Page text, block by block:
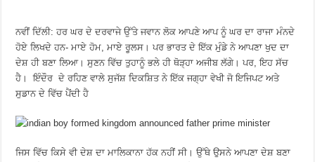
ਨਵੀਂ ਦਿੱਲੀ: ਹਰ ਘਰ ਦੇ ਦਰਵਾਜੇ ਉੱਤੇ ਜਵਾਨ ਲੋਕ ਆਪਣੇ ਆਪ ਨੂੰ ਘਰ ਦਾ ਰਾਜਾ ਮੰਨਦੇ
ਹੋਏ ਲਿਖਦੇ ਹਨ- ਮਾਏ ਹੋਮ, ਮਾਏ ਰੂਲਸ। ਪਰ ਭਾਰਤ ਦੇ ਇੱਕ ਮੁੰਡੇ ਨੇ ਆਪਣਾ ਖੁਦ ਦਾ
ਦੇਸ਼ ਹੀ ਬਣਾ ਲਿਆ। ਸੁਣਨ ਵਿੱਚ ਤੁਹਾਨੂੰ ਭਲੇ ਹੀ ਥੋੜ੍ਹਾ ਅਜੀਬ ਲੱਗੇ। ਪਰ, ਇਹ ਸੱਚ
ਹੈ। ਇੰਦੌਰ ਦੇ ਰਹਿਣ ਵਾਲੇ ਸੁਜੱਸ਼ ਦਿਕਸ਼ਿਤ ਨੇ ਇੱਕ ਜਗ੍ਹਾ ਵੇਖੀ ਜੋ ਇਜਿਪਟ ਅਤੇ
ਸੁਡਾਨ ਦੇ ਵਿੱਚ ਪੈਂਦੀ ਹੈ
ਜਿਸ ਵਿੱਚ ਕਿਸੇ ਵੀ ਦੇਸ਼ ਦਾ ਮਾਲਿਕਾਨਾ ਹੱਕ ਨਹੀਂ ਸੀ। ਉੱਥੇ ਉਸਨੇ ਆਪਣਾ ਦੇਸ਼ ਬਣਾ